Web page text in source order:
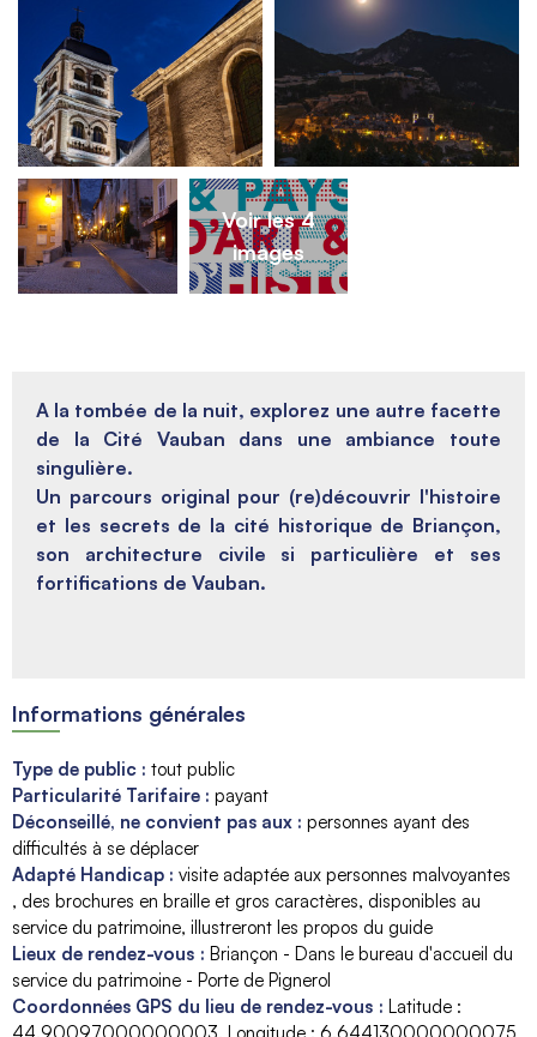
Voir les 4
images
A la tombée de la nuit, explorez une autre facette
de la Cité Vauban dans une ambiance toute
singulière.
Un parcours original pour (re)découvrir l'histoire
et les secrets de la cité historique de Briançon,
son architecture civile si particulière et ses
fortifications de Vauban.
Informations générales
Type de public : tout public
Particularité Tarifaire : payant
Déconseillé, ne convient pas aux : personnes ayant des
difficultés à se déplacer
Adapté Handicap : visite adaptée aux personnes malvoyantes
des brochures en braille et gros caractères, disponibles au
service du patrimoine, illustreront les propos du guide
Lieux de rendez-vous : Briançon - Dans le bureau d'accueil du
service du patrimoine - Porte de Pignerol
Coordonnées GPS du lieu de rendez-vous : Latitude :